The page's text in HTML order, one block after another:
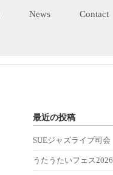
News Contact
最近の投稿
SUEジャズライブ司会
うたうたいフェス2026